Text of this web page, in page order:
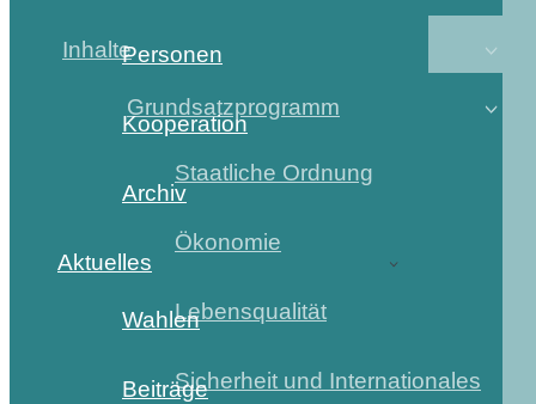
Inhalte
Grundsatzprogramm
Staatliche Ordnung
Ökonomie
Lebensqualität
Sicherheit und Internationales
Personen
Kooperation
Archiv
Aktuelles
Wahlen
Beiträge